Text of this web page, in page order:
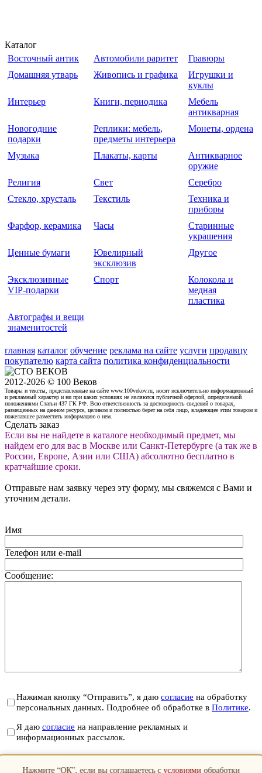
Каталог
Восточный антик
Автомобили раритет
Гравюры
Домашняя утварь
Живопись и графика
Игрушки и
куклы
Интерьер
Книги, периодика
Мебель
антикварная
Новогодние
подарки
Реплики: мебель,
предметы интерьера
Монеты, ордена
Музыка Плакаты, карты
Антикварное
оружие
Религия
Свет
Серебро
Стекло, хрусталь
Текстиль
Техника и
приборы
Фарфор, керамика
Часы
Старинные
украшения
Ценные бумаги
Ювелирный
эксклюзив
Другое
Эксклюзивные
VIP-подарки
Спорт
Колокола и
медная
пластика
Автографы и вещи
знаменитостей
главная каталог обучение реклама на сайте услуги продавцу
покупателю карта сайта политика конфиденциальности
2012-2026 © 100 Веков
Товары и тексты, представленные на сайте www.100vekov.ru, носят исключительно информационный
и рекламный характер и ни при каких условиях не являются публичной офертой, определяемой
положениями Статьи 437 ГК РФ. Всю ответственность за достоверность сведений о товарах,
размещенных на данном ресурсе, целиком и полностью берет на себя лицо, владеющее этим товаром и
пожелавшее разместить информацию о нем.
Сделать заказ
Если вы не найдете в каталоге необходимый предмет, мы
найдем его для вас в Москве или Санкт-Петербурге (а так же в
России, Европе, Азии или США) абсолютно бесплатно в
кратчайшие сроки.
Отправьте нам заявку через эту форму, мы свяжемся с Вами и
уточним детали.
Имя
Телефон или e-mail
Сообщение:
Нажимая кнопку “Отправить”, я даю согласие на обработку
персональных данных. Подробнее об обработке в Политике.
Я даю согласие на направление рекламных и
информационных рассылок.
Отправить
Закрыть
Нажмите “ОК”, если вы соглашаетесь сусловиями обработки